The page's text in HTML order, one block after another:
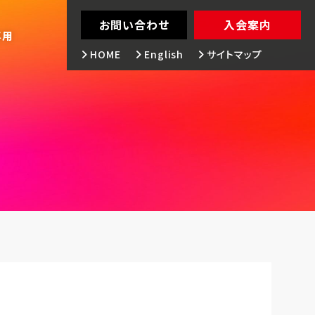
お問い合わせ 入会案内
HOME English サイトマップ